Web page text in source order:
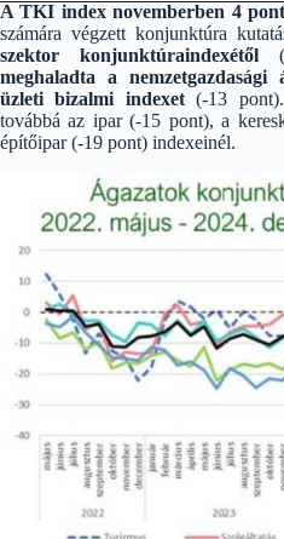
A TKI index novemberben 4
számára végzett konjunktúra
szektor konjunktúraindexétől
meghaladta a
üzleti bizalmi indexet(-13
továbbá az ipar (-15 pont), a
építőipar (-19 pont) indexeinél.